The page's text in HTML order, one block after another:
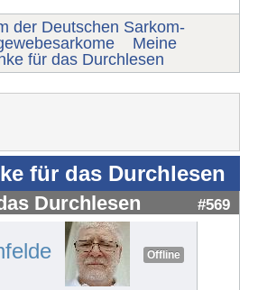
der Deutschen Sarkom-
Meine
für das Durchlesen
für das Durchlesen
Durchlesen #569
Offline